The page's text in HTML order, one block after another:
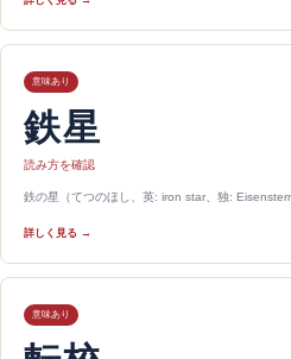
意味あり
鉄星
読み方を確認
鉄の星（てつのほし、英: iron star、独:
詳しく見る →
意味あり